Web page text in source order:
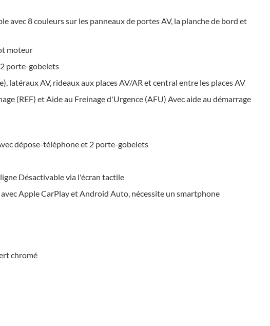
avec 8 couleurs sur les panneaux de portes AV, la planche de bord et
moteur
porte-gobelets
latéraux AV, rideaux aux places AV/AR et central entre les places AV
(REF) et Aide au Freinage d'Urgence (AFU) Avec aide au démarrage
dépose-téléphone et 2 porte-gobelets
Désactivable via l'écran tactile
Apple CarPlay et Android Auto, nécessite un smartphone
chromé